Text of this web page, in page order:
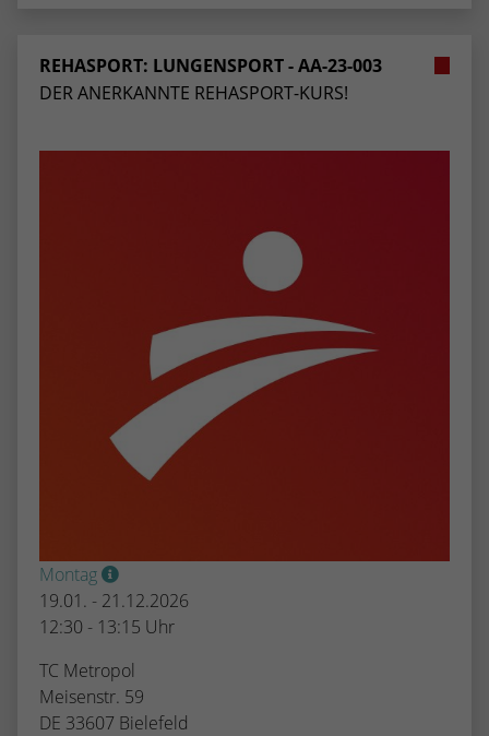
REHASPORT: LUNGENSPORT - AA-23-003
DER ANERKANNTE REHASPORT-KURS!
Montag
19.01. - 21.12.2026
12:30 - 13:15 Uhr
TC Metropol
Meisenstr. 59
DE 33607 Bielefeld
Name _dc_gtm_UA-53600496-1
Anbieter Google Analytics
Dieser Cookie identifiziert die Besucher
nach Alter, Geschlecht oder Interessen
und nutzt dazu den DoubleClick des
Google Tag Manager, um die gezielte
Anzeigenplatzierung zu vereinfachen.